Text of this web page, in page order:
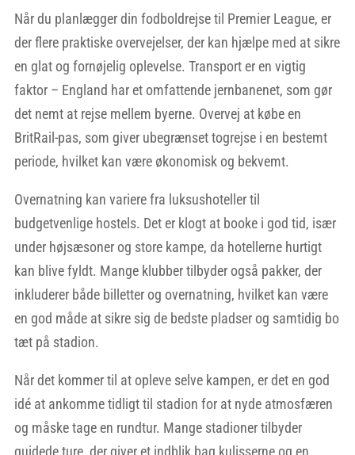
Når du planlægger din fodboldrejse til Premier League, er
der flere praktiske overvejelser, der kan hjælpe med at sikre
en glat og fornøjelig oplevelse. Transport er en vigtig
faktor – England har et omfattende jernbanenet, som gør
det nemt at rejse mellem byerne. Overvej at købe en
BritRail-pas, som giver ubegrænset togrejse i en bestemt
periode, hvilket kan være økonomisk og bekvemt.
Overnatning kan variere fra luksushoteller til
budgetvenlige hostels. Det er klogt at booke i god tid, især
under højsæsoner og store kampe, da hotellerne hurtigt
kan blive fyldt. Mange klubber tilbyder også pakker, der
inkluderer både billetter og overnatning, hvilket kan være
en god måde at sikre sig de bedste pladser og samtidig bo
tæt på stadion.
Når det kommer til at opleve selve kampen, er det en god
idé at ankomme tidligt til stadion for at nyde atmosfæren
og måske tage en rundtur. Mange stadioner tilbyder
guidede ture, der giver et indblik bag kulisserne og en